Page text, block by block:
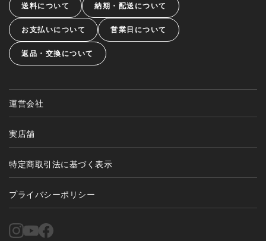
送料について 納期・配送について
お支払いについて 営業日について
返品・交換について
運営会社
実店舗
特定商取引法に基づく表示
プライバシーポリシー